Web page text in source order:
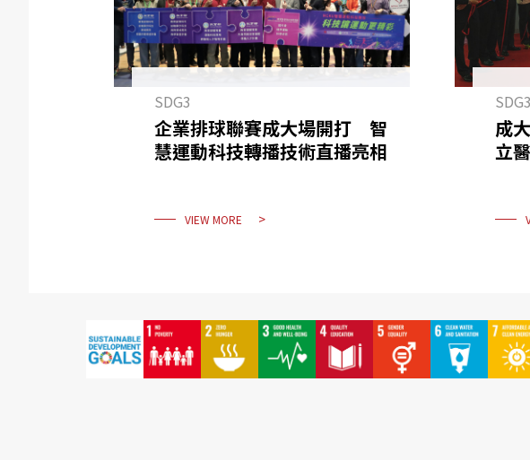
SDG3
企業排球聯賽成大場開打 智
慧運動科技轉播技術直播亮相
VIEW MORE
SDG3
成
立